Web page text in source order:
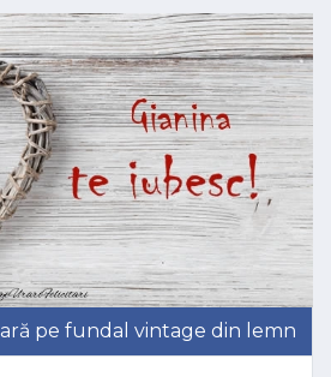
pe fundal vintage din lemn